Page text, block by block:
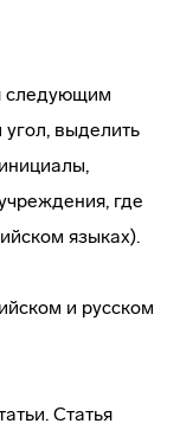
следующим
выделить
где
языках).
и русском
Статья